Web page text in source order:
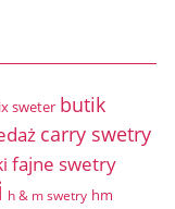
sweter butik
carry swetry
fajne swetry
h & m swetry hm